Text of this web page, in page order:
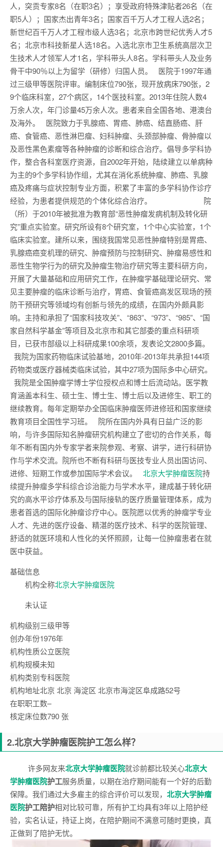
人，突贡专家8名（在职3名）；享受政府特殊津贴者26名（在
职5人）；国家杰出青年3名；国家百千万人才工程人选2名；
新世纪百千万人才工程市级人选3名；北京市跨世纪优秀人才5
名；北京市科技新星人选18名。入选北京市卫生系统高层次卫
生技术人才领军人才1名，学科带头人8名。学科带头人及业务
骨干中90％以上为留学（研修）归国人员。 医院于1997年通
过三级甲等医院评审。编制床位790张，现开放病床790张，2
9个临床科室，27个病区，14个医技科室。2013年住院人数4
万余人次，年门诊量45万余人次。患者来自全国各地、港澳台
及海外。 医院致力于乳腺癌、胃癌、肺癌、结直肠癌、肝
癌、食管癌、恶性淋巴瘤、妇科肿瘤、头颈部肿瘤、骨肿瘤以
及恶性黑色素瘤等各种肿瘤的诊断和综合治疗。倡导多学科协
作，整合各科室医疗资源，自2002年开始，陆续建立以单病种
为主的9个多学科协作组，尤其在消化系统肿瘤、肺癌、乳腺
癌及疼痛与症状控制专业方面，积累了丰富的多学科协作诊疗
经验，为患者提供规范的个体化综合治疗。 院
（所）于2010年被批准为教育部“恶性肿瘤发病机制及转化研
究”重点实验室。研究所设有8个研究室，1个中心实验室，1个
临床实验室。建所以来，围绕我国常见恶性肿瘤特别是胃癌、
乳腺癌癌变机理的研究、肿瘤预防与控制研究、肿瘤易感性和
恶性生物学行为的研究及肿瘤生物治疗研究等主要科研方向，
开展了大量基础和应用研究工作，在肿瘤学基础理论研究、常
见主要肿瘤的临床诊断与治疗，胃癌、食管癌高发区现场的预
防干预研究等领域均有创新与领先的成绩，在国内外颇具影
响。主持和承担了“国家科技攻关”、“863”、“973”、“985”、“国
家自然科学基金”等项目及北京市和其它部委的重点科研项
目，已获市部级以上科研成果100余项，发表论文2800多篇。
我院为国家药物临床试验基地，2010年-2013年共承担144项
药物类或医疗器械类临床试验，其中27项为国际多中心研究。
我院是全国肿瘤学博士学位授权点和博士后流动站。医学教
育涵盖本科生、硕士生、博士生、博士后以及进修生、职工的
继续教育。每年定期举办全国临床肿瘤医师进修班和国家继续
教育项目全国性学习班。 院所在国内外具有日益广泛的影
响，与许多国际知名肿瘤研究机构建立了密切的合作关系，每
年不断有国内外专家学者来院参观、考察、讲学，进行科研协
作与学术交流。院所也不断有科研与医技专业人员出国访问、
进修、短期工作或参加国际学术会议。 北京大学肿瘤医院持
续提升肿瘤多学科综合诊治能力与学术水平，建成基于转化研
究的高水平诊疗体系及与国际接轨的医疗质量管理体系，成为
患者首选的国际化肿瘤诊疗中心。医院愿以优秀的肿瘤学专业
人才、先进的医疗设备、精湛的医疗技术、科学的医院管理、
舒适的就医环境和人性化的关怀照顾，让每一位肿瘤患者在就
医中获益。
基础信息
机构全称北京大学肿瘤医院
未认证
机构级别三级甲等
创办年份1976年
机构性质公立医院
机构规模未知
机构类别专科医院
机构地址北京 北京 海淀区 北京市海淀区阜成路52号
在职职工数–
核定床位数790 张
2.北京大学肿瘤医院护工怎么样？
许多网友来北京大学肿瘤医院就诊前都比较关心北京大
学肿瘤医院护工服务质量，以期在治疗期间能有一个好的后勤
保障。我们通过大多雇主的综合评价可以发现， 北京大学肿瘤
医院护工陪护相对比较可靠，所有护工均具有3年以上陪护经
验，实名认证，持证上岗，在陪护期间不满意可随时更换，真
正做到了陪护无忧。